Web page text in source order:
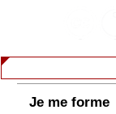
Je me forme